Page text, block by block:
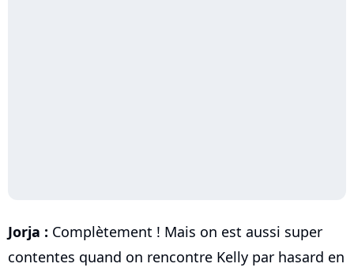
Jorja : Complètement ! Mais on est aussi super
contentes quand on rencontre Kelly par hasard en